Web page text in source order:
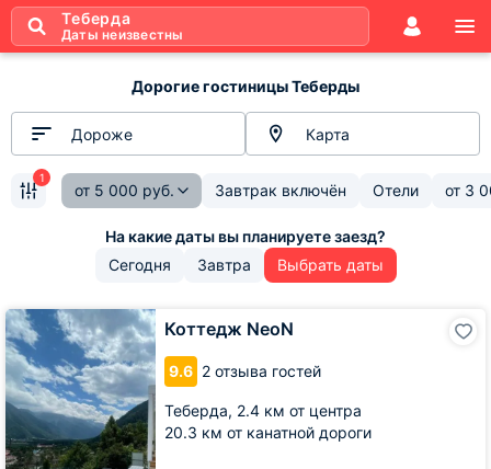
Теберда
Даты неизвестны
Дорогие гостиницы Теберды
Дороже Карта
от 5 000 руб. Завтрак включён Отели от 3
1
Сегодня Завтра Выбрать даты
Коттедж NeoN
9.6 2 отзыва гостей
Теберда, 2.4 км от центра
20.3 км от канатной дороги
Коттедж
NeoN